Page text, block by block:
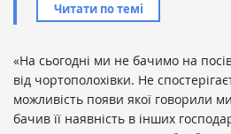
Читати по темі
«На сьогодні ми не бачимо на
від чортополохівки. Не
можливість появи якої говорили
бачив її наявність в інших